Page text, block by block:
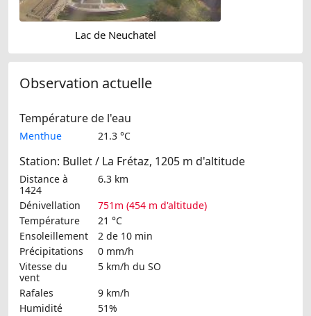
Lac de Neuchatel
Observation actuelle
Température de l'eau
Menthue 21.3 °C
Station: Bullet / La Frétaz, 1205 m d'altitude
Distance à
1424
6.3 km
Dénivellation
751m (454 m d'altitude)
Température
21 °C
Ensoleillement
2 de 10 min
Précipitations
0 mm/h
Vitesse du
vent
5 km/h du SO
Rafales
9 km/h
Humidité
51%